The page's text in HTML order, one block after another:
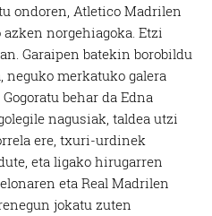
ondoren, Atletico Madrilen
norgehiagoka. Etzi
Garaipen batekin borobildu
merkatuko galera
behar da Edna
nagusiak, taldea utzi
ere, txuri-urdinek
eta ligako hirugarren
eta Real Madrilen
jokatu zuten